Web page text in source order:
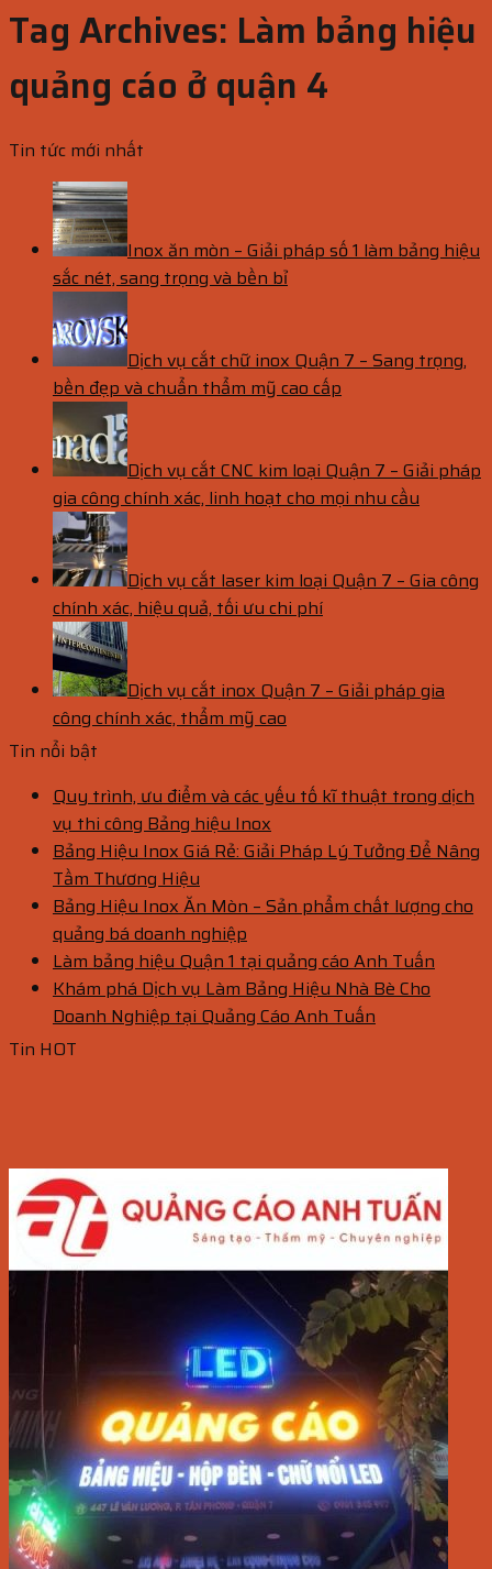
Tag Archives: Làm bảng hiệu
quảng cáo ở quận 4
Tin tức mới nhất
Inox ăn mòn – Giải pháp số 1 làm bảng hiệu
sắc nét, sang trọng và bền bỉ
Dịch vụ cắt chữ inox Quận 7 – Sang trọng,
bền đẹp và chuẩn thẩm mỹ cao cấp
Dịch vụ cắt CNC kim loại Quận 7 – Giải pháp
gia công chính xác, linh hoạt cho mọi nhu cầu
Dịch vụ cắt laser kim loại Quận 7 – Gia công
chính xác, hiệu quả, tối ưu chi phí
Dịch vụ cắt inox Quận 7 – Giải pháp gia
công chính xác, thẩm mỹ cao
Tin nổi bật
Quy trình, ưu điểm và các yếu tố kĩ thuật trong dịch
vụ thi công Bảng hiệu Inox
Bảng Hiệu Inox Giá Rẻ: Giải Pháp Lý Tưởng Để Nâng
Tầm Thương Hiệu
Bảng Hiệu Inox Ăn Mòn – Sản phẩm chất lượng cho
quảng bá doanh nghiệp
Làm bảng hiệu Quận 1 tại quảng cáo Anh Tuấn
Khám phá Dịch vụ Làm Bảng Hiệu Nhà Bè Cho
Doanh Nghiệp tại Quảng Cáo Anh Tuấn
Tin HOT